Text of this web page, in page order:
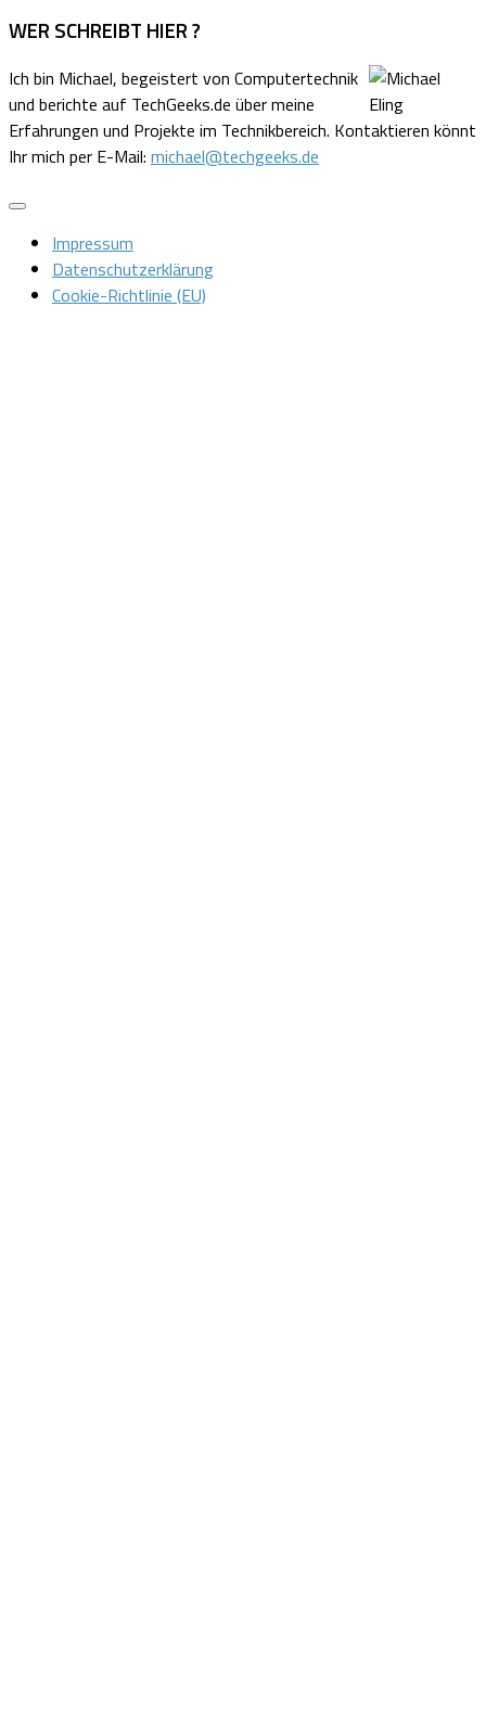
WER SCHREIBT HIER ?
Ich bin Michael, begeistert von Computertechnik
und berichte auf TechGeeks.de über meine
Erfahrungen und Projekte im Technikbereich. Kontaktieren könnt
Ihr mich per E-Mail: michael@techgeeks.de
Impressum
Datenschutzerklärung
Cookie-Richtlinie (EU)